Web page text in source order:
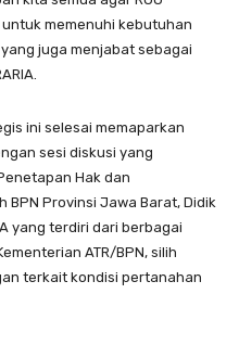
memenuhi kebutuhan
juga menjabat sebagai
ini selesai memaparkan
sesi diskusi yang
Hak dan
BPN Provinsi Jawa Barat, Didik
yang terdiri dari berbagai
ATR/BPN, silih
terkait kondisi pertanahan